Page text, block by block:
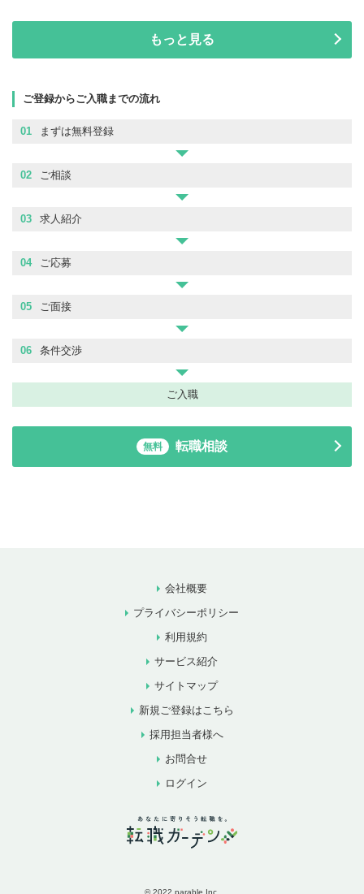
もっと見る
ご登録からご入職までの流れ
01 まずは無料登録
02 ご相談
03 求人紹介
04 ご応募
05 ご面接
06 条件交渉
ご入職
無料 転職相談
会社概要
プライバシーポリシー
利用規約
サービス紹介
サイトマップ
新規ご登録はこちら
採用担当者様へ
お問合せ
ログイン
© 2022 parable Inc.